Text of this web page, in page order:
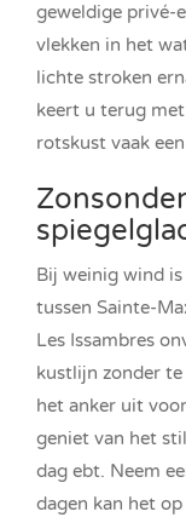
geweldige privé-
vlekken in het
lichte stroken
keert u terug
rotskust vaak
Bij weinig wind
tussen Sainte-
Les Issambres
kustlijn zonder
het anker uit
geniet van het
dag ebt. Neem
dagen kan het